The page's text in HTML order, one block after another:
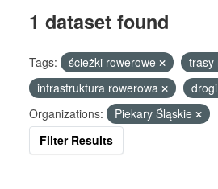
1 dataset found
Tags: ścieżki rowerowe
trasy
infrastruktura rowerowa
Organizations:
Piekary Śląskie
Filter Results